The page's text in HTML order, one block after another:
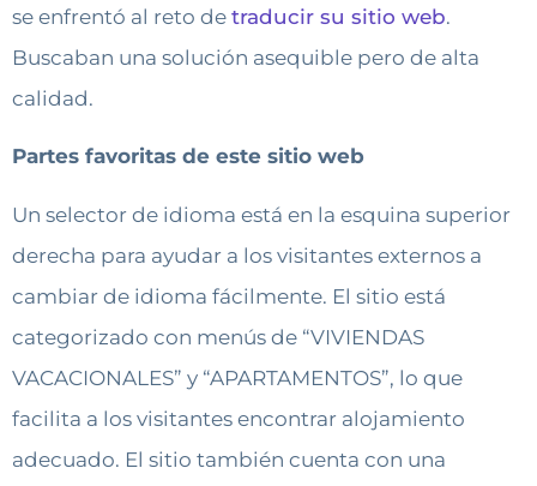
se enfrentó al reto de traducir su sitio web.
Buscaban una solución asequible pero de alta
calidad.
Partes favoritas de este sitio web
Un selector de idioma está en la esquina superior
derecha para ayudar a los visitantes externos a
cambiar de idioma fácilmente. El sitio está
categorizado con menús de “VIVIENDAS
VACACIONALES” y “APARTAMENTOS”, lo que
facilita a los visitantes encontrar alojamiento
adecuado. El sitio también cuenta con una